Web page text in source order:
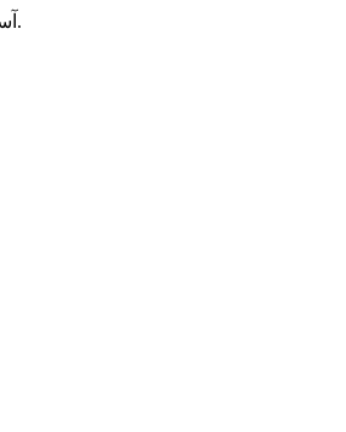
آسف ليس لدينا هذا المورد.